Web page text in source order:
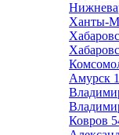
Ханты-
Амурск
Ковров